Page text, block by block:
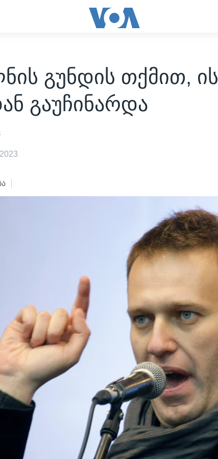
გუნდის თქმით, ის
გაუჩინარდა